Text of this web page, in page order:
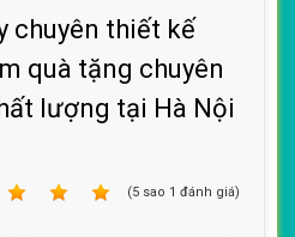
chuyên thiết kế
quà tặng chuyên
lượng tại Hà Nội
(5 sao 1 đánh giá)